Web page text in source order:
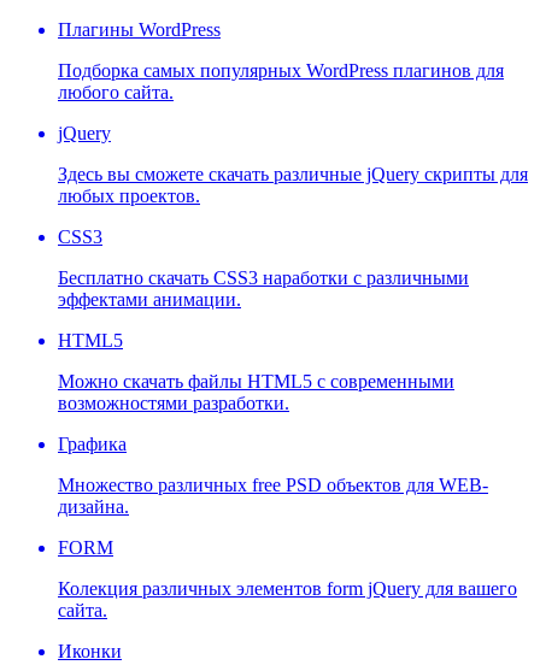
Плагины WordPress
Подборка самых популярных WordPress плагинов для
любого сайта.
jQuery
Здесь вы сможете скачать различные jQuery скрипты для
любых проектов.
CSS3
Бесплатно скачать CSS3 наработки с различными
эффектами анимации.
HTML5
Можно скачать файлы HTML5 с современными
возможностями разработки.
Графика
Множество различных free PSD объектов для WEB-
дизайна.
FORM
Колекция различных элементов form jQuery для вашего
сайта.
Иконки